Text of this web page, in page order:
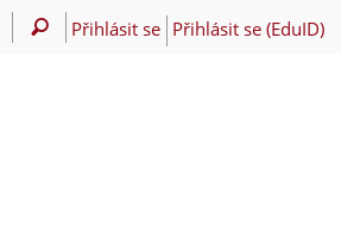
Přihlásit se Přihlásit se (EduID)